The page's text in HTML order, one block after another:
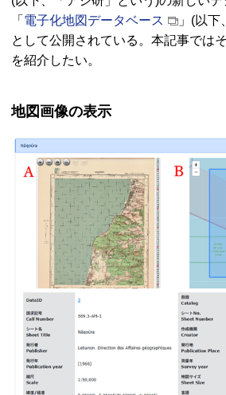
「 電子化地図データベース 」(以下
として公開されている。本記事では
を紹介したい。
地図画像の表示